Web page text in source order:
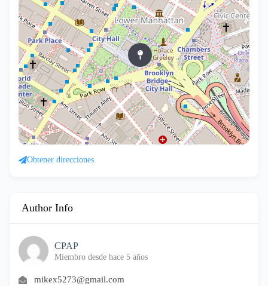
Obtener direcciones
Author Info
CPAP
Miembro desde hace 5 años
mikex5273@gmail.com